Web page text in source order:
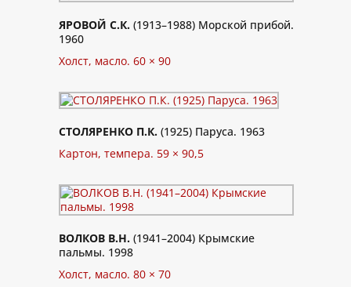
ЯРОВОЙ С.К. (1913–1988) Морской прибой.
1960
Холст, масло. 60 × 90
СТОЛЯРЕНКО П.К. (1925) Паруса. 1963
Картон, темпера. 59 × 90,5
ВОЛКОВ В.Н. (1941–2004) Крымские
пальмы. 1998
Холст, масло. 80 × 70